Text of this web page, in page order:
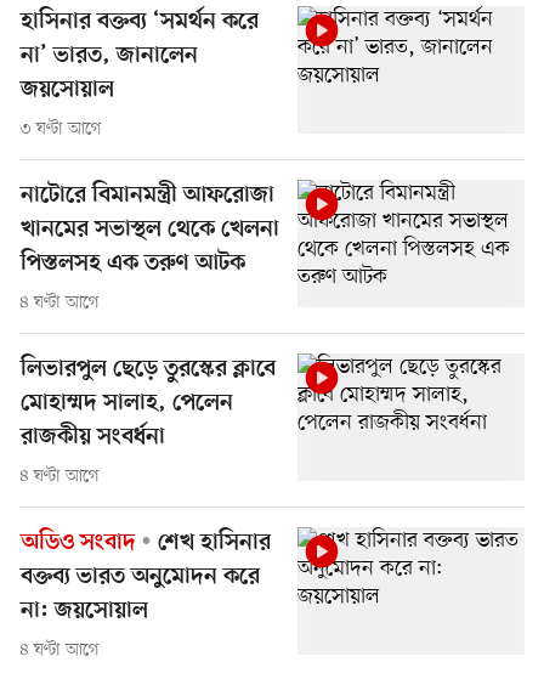
হাসিনার বক্তব্য ‘সমর্থন করে
না’ ভারত, জানালেন
জয়সোয়াল
৩ ঘণ্টা আগে
নাটোরে বিমানমন্ত্রী আফরোজা
খানমের সভাস্থল থেকে খেলনা
পিস্তলসহ এক তরুণ আটক
৪ ঘণ্টা আগে
লিভারপুল ছেড়ে তুরস্কের ক্লাবে
মোহাম্মদ সালাহ, পেলেন
রাজকীয় সংবর্ধনা
৪ ঘণ্টা আগে
অডিও সংবাদ
শেখ হাসিনার
বক্তব্য ভারত অনুমোদন করে
না: জয়সোয়াল
৪ ঘণ্টা আগে